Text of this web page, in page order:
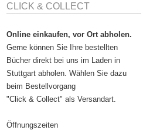
CLICK & COLLECT
Online einkaufen, vor Ort abholen.
Gerne können Sie Ihre bestellten
Bücher direkt bei uns im Laden in
Stuttgart abholen. Wählen Sie dazu
beim Bestellvorgang
"Click & Collect" als Versandart.
Öffnungszeiten